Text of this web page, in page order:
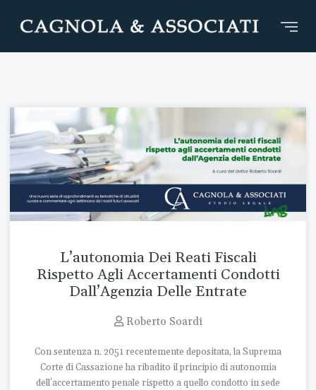
L’autonomia Dei Reati Fiscali
Rispetto Agli Accertamenti Condotti
Dall’Agenzia Delle Entrate
Roberto Soardi
Con sentenza n. 2051 recentemente depositata, la Suprema
Corte di Cassazione ha ribadito il principio di autonomia
dell’accertamento penale rispetto a quello condotto in sede